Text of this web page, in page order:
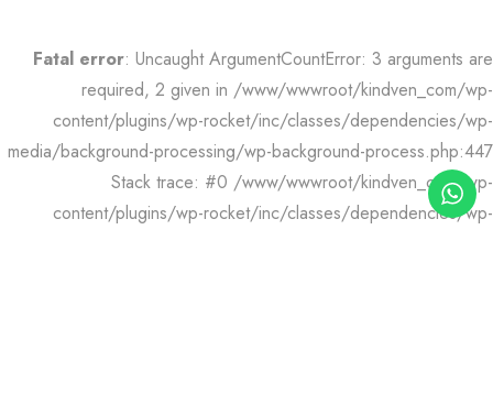
Fatal error: Uncaught ArgumentCountError: 3 arguments are
required, 2 given in /www/wwwroot/kindven_com/wp-
content/plugins/wp-rocket/inc/classes/dependencies/wp-
media/background-processing/wp-background-process.php:447
Stack trace: #0 /www/wwwroot/kindven_com/wp-
content/plugins/wp-rocket/inc/classes/dependencies/wp-